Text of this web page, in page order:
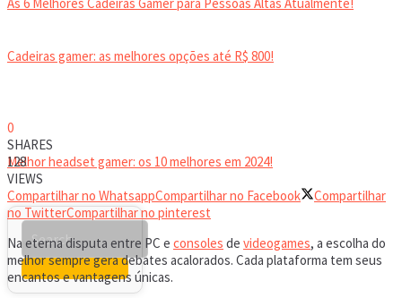
Cadeiras gamer: as melhores opções até R$ 800!
Melhor headset gamer: os 10 melhores em 2024!
0
SHARES
128
VIEWS
Compartilhar no WhatsappCompartilhar no Facebook
Compartilhar
no TwitterCompartilhar no pinterest
Na eterna disputa entre PC e consoles de videogames, a escolha do
melhor sempre gera debates acalorados. Cada plataforma tem seus
encantos e vantagens únicas.